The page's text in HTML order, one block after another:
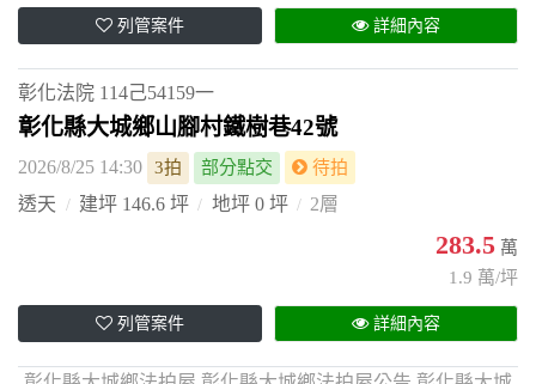
列管案件 詳細內容
彰化法院 114己54159一
彰化縣大城鄉山腳村鐵樹巷42號
2026/8/25 14:30 3拍 部分點交 待拍
透天 建坪 146.6 坪 地坪 0 坪 2層
283.5 萬
1.9 萬/坪
列管案件 詳細內容